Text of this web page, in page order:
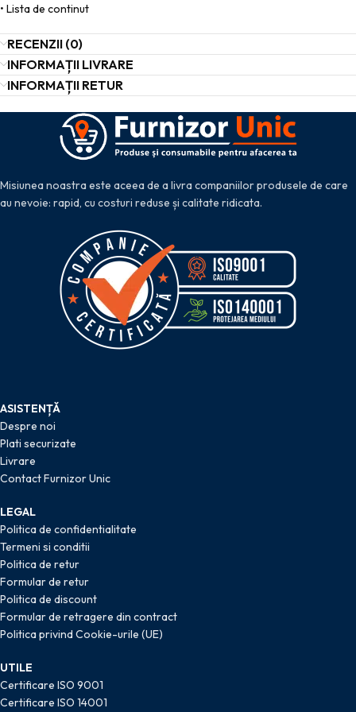
• Lista de continut
RECENZII (0)
INFORMAȚII LIVRARE
INFORMAȚII RETUR
Misiunea noastra este aceea de a livra companiilor produsele de care
au nevoie: rapid, cu costuri reduse și calitate ridicata.
ASISTENȚĂ
Despre noi
Plati securizate
Livrare
Contact Furnizor Unic
LEGAL
Politica de confidentialitate
Termeni si conditii
Politica de retur
Formular de retur
Politica de discount
Formular de retragere din contract
Politica privind Cookie-urile (UE)
UTILE
Certificare ISO 9001
Certificare ISO 14001